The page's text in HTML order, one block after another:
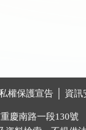
權保護宣告 資訊
慶南路一段130